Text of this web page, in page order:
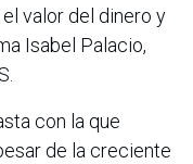
valor del dinero y
Isabel Palacio,
con la que
de la creciente